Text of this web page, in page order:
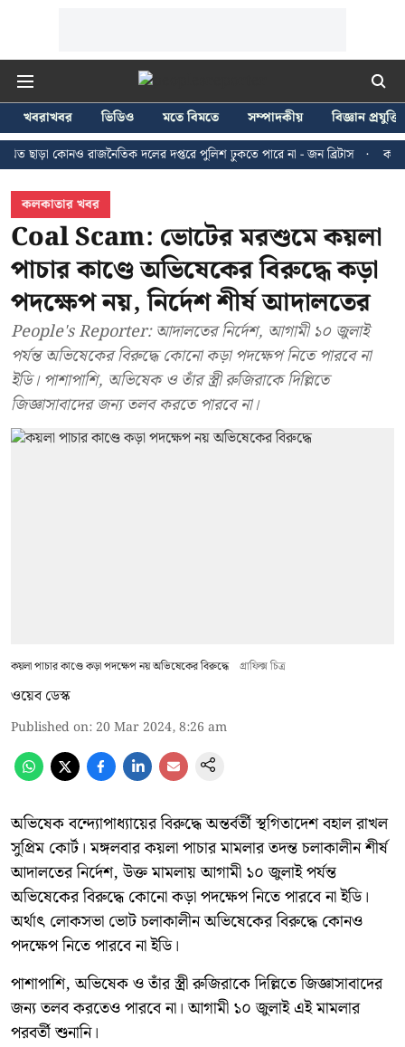
খবরাখবর ভিডিও মতে বিমতে সম্পাদকীয়
বিজ্ঞান প্রযুক্তি
রাজনৈতিক দলের দপ্তরে পুলিশ ঢুকতে পারে না - জন ব্রিটাস
কলকাতায় ২৪
কলকাতার খবর
Coal Scam: ভোটের মরশুমে কয়লা
পাচার কাণ্ডে অভিষেকের বিরুদ্ধে কড়া
পদক্ষেপ নয়, নির্দেশ শীর্ষ আদালতের
People's Reporter: আদালতের নির্দেশ, আগামী ১০ জুলাই
পর্যন্ত অভিষেকের বিরুদ্ধে কোনো কড়া পদক্ষেপ নিতে পারবে না
ইডি। পাশাপাশি, অভিষেক ও তাঁর স্ত্রী রুজিরাকে দিল্লিতে
জিজ্ঞাসাবাদের জন্য তলব করতে পারবে না।
কয়লা পাচার কাণ্ডে কড়া পদক্ষেপ নয় অভিষেকের বিরুদ্ধে গ্রাফিক্স চিত্র
ওয়েব ডেস্ক
Published on: 20 Mar 2024, 8:26 am
অভিষেক বন্দ্যোপাধ্যায়ের বিরুদ্ধে অন্তর্বর্তী স্থগিতাদেশ বহাল রাখল
সুপ্রিম কোর্ট। মঙ্গলবার কয়লা পাচার মামলার তদন্ত চলাকালীন শীর্ষ
আদালতের নির্দেশ, উক্ত মামলায় আগামী ১০ জুলাই পর্যন্ত
অভিষেকের বিরুদ্ধে কোনো কড়া পদক্ষেপ নিতে পারবে না ইডি।
অর্থাৎ লোকসভা ভোট চলাকালীন অভিষেকের বিরুদ্ধে কোনও
পদক্ষেপ নিতে পারবে না ইডি।
পাশাপাশি, অভিষেক ও তাঁর স্ত্রী রুজিরাকে দিল্লিতে জিজ্ঞাসাবাদের
জন্য তলব করতেও পারবে না। আগামী ১০ জুলাই এই মামলার
পরবর্তী শুনানি।